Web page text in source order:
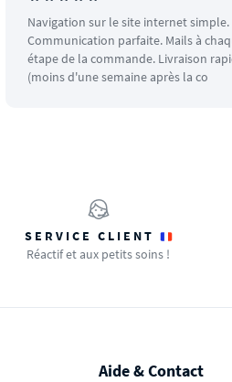
Navigation sur le site internet simple.
Communication parfaite. Mails à
étape de la commande. Livraison
(moins d'une semaine après la co
SERVICE CLIENT
Réactif et aux petits soins !
Aide & Contact